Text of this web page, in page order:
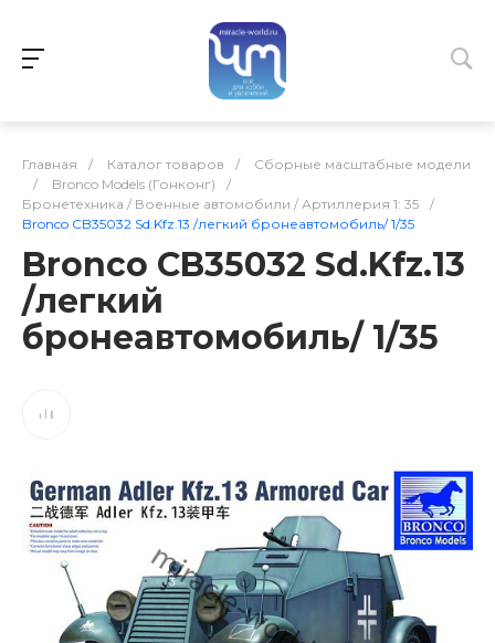
Главная / Каталог товаров /
Сборные масштабные модели
/
Bronco Models (Гонконг)
/
Бронетехника / Военные автомобили / Артиллерия 1: 35
/
Bronco CB35032 Sd.Kfz.13 /легкий бронеавтомобиль/ 1/35
Bronco CB35032 Sd.Kfz.13
/легкий
бронеавтомобиль/ 1/35